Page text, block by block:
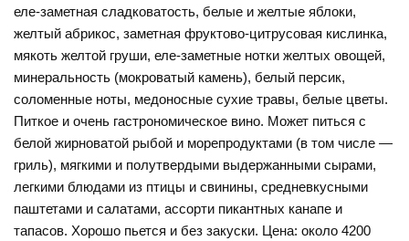
еле-заметная сладковатость, белые и желтые яблоки,
желтый абрикос, заметная фруктово-цитрусовая кислинка,
мякоть желтой груши, еле-заметные нотки желтых овощей,
минеральность (мокроватый камень), белый персик,
соломенные ноты, медоносные сухие травы, белые цветы.
Питкое и очень гастрономическое вино. Может питься с
белой жирноватой рыбой и морепродуктами (в том числе —
гриль), мягкими и полутвердыми выдержанными сырами,
легкими блюдами из птицы и свинины, средневкусными
паштетами и салатами, ассорти пикантных канапе и
тапасов. Хорошо пьется и без закуски. Цена: около 4200